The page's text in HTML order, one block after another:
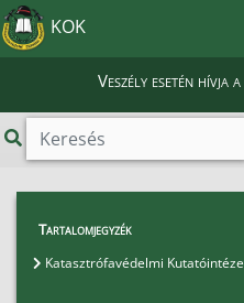
KOK
Veszély esetén
Magunkról
Általános
Tartalomjegyzék
Katasztrófavédelmi